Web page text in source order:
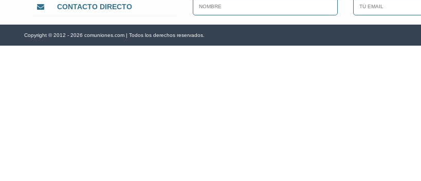
CONTACTO DIRECTO
Copyright © 2012 - 2026 comuniones.com | Todos los derechos reservados.